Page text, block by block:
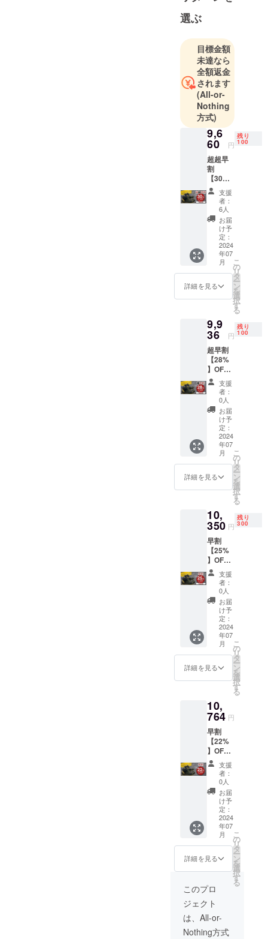
います。
くお願い申
し上げま
す。
株式会社 潤
恒縁
選ぶ
目標金額
未達なら
全額返金
されます
(All-or-
Nothing
方式)
9,6
60 円
残り
100
超超早
割
【30%
】OFF!!
【先着
100】
一般販
売予定
格:13,8
00円
→9,660
円(税
込・送
料込)
Gracef
スニー
カー x 1
足 サイ
ズ:23～
28cm
★ご希
望の
【サイ
ズ】を
選択肢
からお
選びく
ださ
い。
支援
者：
6人
お届
け予
定：
2024
年07
月
詳細を見る
こ
の
リ
タ
ー
ン
を
選
択
す
る
9,9
36 円
残り
100
超早割
【28%
】OFF!!
【先着
100】
一般販
売予定
格:13,8
00円
→9,936
円(税
込・送
料込)
Gracef
ulsmile
カー x 1
足 サイ
ズ:23～
28cm
★ご希
望の
【サイ
ズ】を
選択肢
からお
選びく
ださ
い。
支援
者：
0人
お届
け予
定：
2024
年07
月
詳細を見る
こ
の
リ
タ
ー
ン
を
選
択
す
る
10,
350 円
残り
300
早割
【25%
】OFF!!
【先着
300】
一般販
売予定
格:13,8
00円
→10,35
0円(税
込・送
料込)
Gracef
ulsmile
カー x 1
足 サイ
ズ:23～
28cm
★ご希
望の
【サイ
ズ】を
選択肢
からお
選びく
ださ
い。
支援
者：
0人
お届
け予
定：
2024
年07
月
詳細を見る
こ
の
リ
タ
ー
ン
を
選
択
す
る
10,
764 円
早割
【22%
】OFF!!
一般販
売予定
格:13,8
00円
→10,76
4円(税
込・送
料込)
Gracef
ulsmile
スニー
カー x 1
足 サイ
ズ:23～
28cm
★ご希
望の
【サイ
支援
者：
0人
お届
け予
定：
2024
年07
月
詳細を見る
こ
の
リ
タ
ー
ン
を
選
択
す
る
このプロ
ジェクト
は、All-or-
Nothing方式